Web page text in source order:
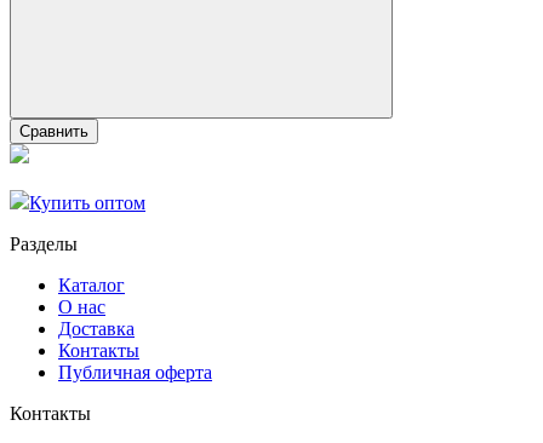
Сравнить
Купить оптом
Разделы
Каталог
О нас
Доставка
Контакты
Публичная оферта
Контакты